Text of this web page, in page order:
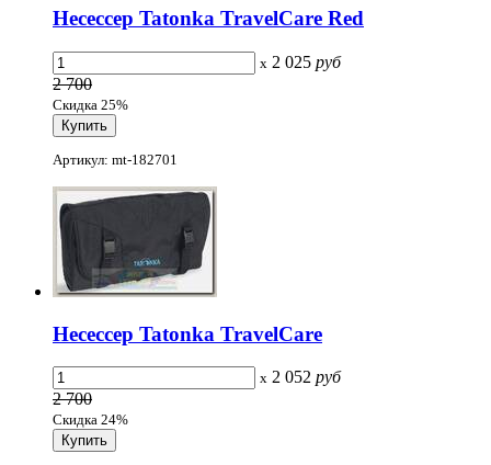
Несессер Tatonka TravelCare Red
x 2 025 руб
2 700
Скидка 25%
Артикул: mt-182701
Несессер Tatonka TravelCare
x 2 052 руб
2 700
Скидка 24%